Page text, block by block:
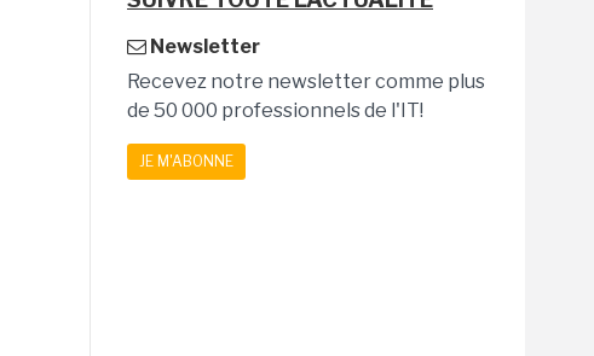
Newsletter
Recevez notre newsletter comme plus
de 50 000 professionnels de l'IT!
JE M'ABONNE